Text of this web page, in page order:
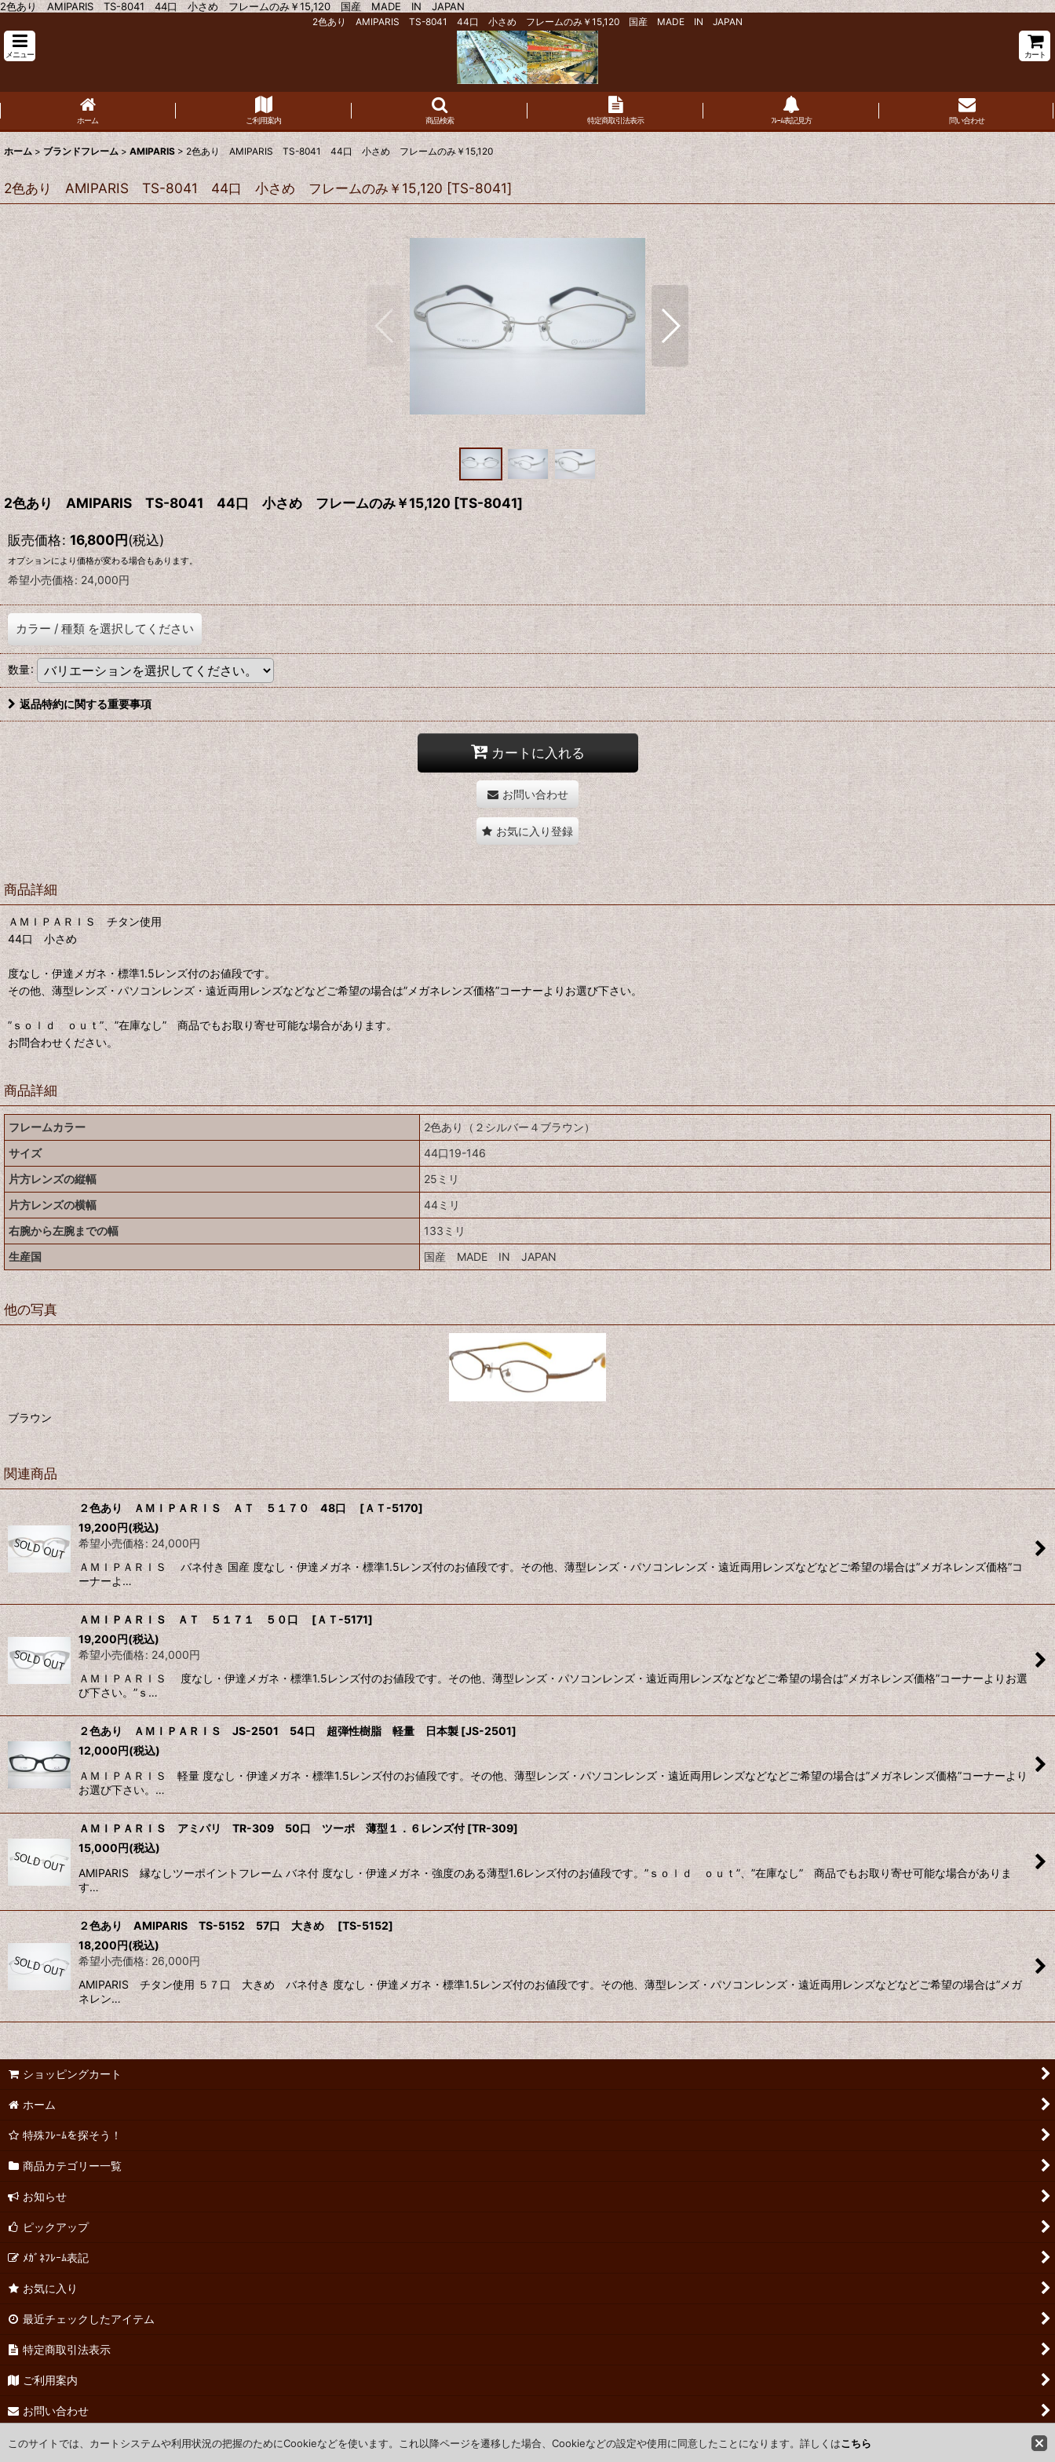
2色あり AMIPARIS TS-8041 44口 小さめ フレームのみ￥15,120 国産 MADE IN JAPAN
2色あり AMIPARIS TS-8041 44口 小さめ フレームのみ￥15,120 国産 MADE IN JAPAN
メニュー カート
ホーム ご利用案内 商品検索 特定商取引法表示 ﾌﾚｰﾑ表記見方 問い合わせ
ホーム > ブランドフレーム > AMIPARIS > 2色あり AMIPARIS TS-8041 44口 小さめ フレームのみ￥15,120
2色あり AMIPARIS TS-8041 44口 小さめ フレームのみ￥15,120 [TS-8041]
2色あり AMIPARIS TS-8041 44口 小さめ フレームのみ￥15,120 [TS-8041]
販売価格: 16,800円(税込)
オプションにより価格が変わる場合もあります。
希望小売価格: 24,000円
カラー / 種類 を選択してください
数量:
返品特約に関する重要事項
カートに入れる
お問い合わせ
お気に入り登録
商品詳細
ＡＭＩＰＡＲＩＳ チタン使用
44口 小さめ
度なし・伊達メガネ・標準1.5レンズ付のお値段です。
その他、薄型レンズ・パソコンレンズ・遠近両用レンズなどなどご希望の場合は”メガネレンズ価格”コーナーよりお選び下さい。
”ｓｏｌｄ ｏｕｔ”、”在庫なし” 商品でもお取り寄せ可能な場合があります。
お問合わせください。
商品詳細
フレームカラー
2色あり（２シルバー４ブラウン）
サイズ
44口19-146
片方レンズの縦幅
25ミリ
片方レンズの横幅
44ミリ
右腕から左腕までの幅
133ミリ
生産国
国産 MADE IN JAPAN
他の写真
ブラウン
関連商品
２色あり ＡＭＩＰＡＲＩＳ ＡＴ ５１７０ 48口 [ＡＴ-5170]
19,200円(税込)
希望小売価格: 24,000円
ＡＭＩＰＡＲＩＳ バネ付き 国産 度なし・伊達メガネ・標準1.5レンズ付のお値段です。その他、薄型レンズ・パソコンレンズ・遠近両用レンズなどなどご希望の場合は”メガネレンズ価格”コ
ーナーよ…
ＡＭＩＰＡＲＩＳ ＡＴ ５１７１ ５０口 [ＡＴ-5171]
19,200円(税込)
希望小売価格: 24,000円
ＡＭＩＰＡＲＩＳ 度なし・伊達メガネ・標準1.5レンズ付のお値段です。その他、薄型レンズ・パソコンレンズ・遠近両用レンズなどなどご希望の場合は”メガネレンズ価格”コーナーよりお選
び下さい。”ｓ…
２色あり ＡＭＩＰＡＲＩＳ JS-2501 54口 超弾性樹脂 軽量 日本製 [JS-2501]
12,000円(税込)
ＡＭＩＰＡＲＩＳ 軽量 度なし・伊達メガネ・標準1.5レンズ付のお値段です。その他、薄型レンズ・パソコンレンズ・遠近両用レンズなどなどご希望の場合は”メガネレンズ価格”コーナーより
お選び下さい。…
ＡＭＩＰＡＲＩＳ アミパリ TR-309 50口 ツーポ 薄型１．６レンズ付 [TR-309]
15,000円(税込)
AMIPARIS 縁なしツーポイントフレーム バネ付 度なし・伊達メガネ・強度のある薄型1.6レンズ付のお値段です。”ｓｏｌｄ ｏｕｔ”、”在庫なし” 商品でもお取り寄せ可能な場合がありま
す…
２色あり AMIPARIS TS-5152 57口 大きめ [TS-5152]
18,200円(税込)
希望小売価格: 26,000円
AMIPARIS チタン使用 ５７口 大きめ バネ付き 度なし・伊達メガネ・標準1.5レンズ付のお値段です。その他、薄型レンズ・パソコンレンズ・遠近両用レンズなどなどご希望の場合は”メガ
ネレン…
ショッピングカート
ホーム
特殊ﾌﾚｰﾑを探そう！
商品カテゴリー一覧
お知らせ
ピックアップ
ﾒｶﾞﾈﾌﾚｰﾑ表記
お気に入り
最近チェックしたアイテム
特定商取引法表示
ご利用案内
お問い合わせ
このサイトでは、カートシステムや利用状況の把握のためにCookieなどを使います。これ以降ページを遷移した場合、Cookieなどの設定や使用に同意したことになります。詳しくはこちら